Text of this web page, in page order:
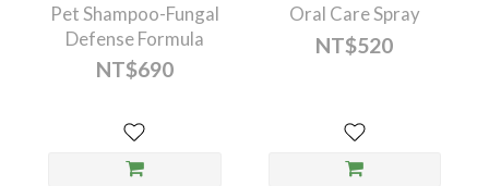
Pet Shampoo-Fungal
Defense Formula
NT$690
Oral Care Spray
NT$520